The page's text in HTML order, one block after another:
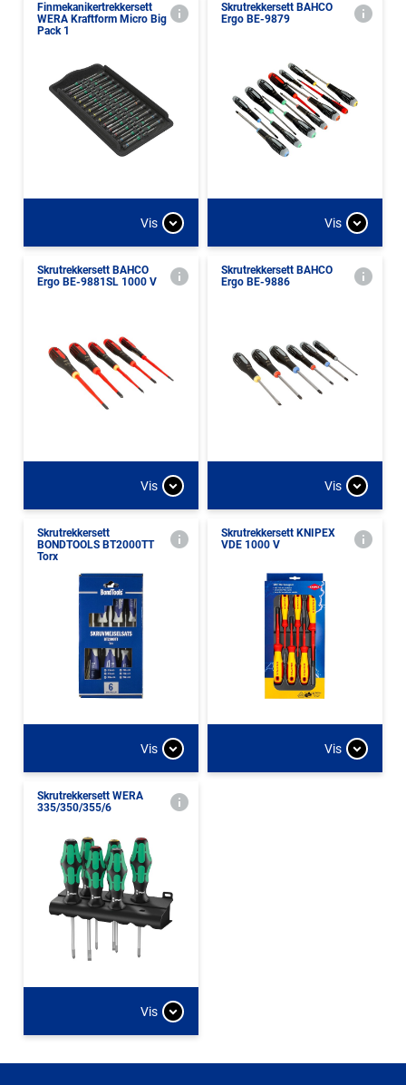
Finmekanikertrekkersett
WERA Kraftform Micro Big
Pack 1
Vis
Skrutrekkersett BAHCO
Ergo BE-9879
Vis
Skrutrekkersett BAHCO
Ergo BE-9881SL 1000 V
Vis
Skrutrekkersett BAHCO
Ergo BE-9886
Vis
Skrutrekkersett
BONDTOOLS BT2000TT
Torx
Vis
Skrutrekkersett KNIPEX
VDE 1000 V
Vis
Skrutrekkersett WERA
335/350/355/6
Vis